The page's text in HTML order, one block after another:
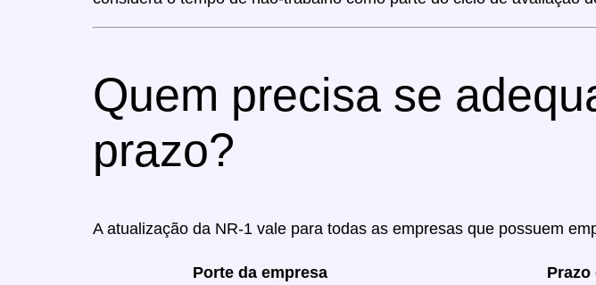
Quem precisa se
prazo?
A atualização da NR-1 vale para todas as empresas que possuem
Porte da empresa
Prazo